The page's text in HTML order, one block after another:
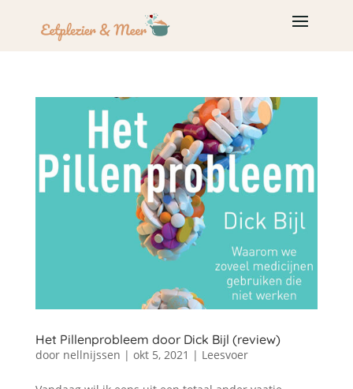
Het Pillenprobleem door Dick Bijl (review)
door nellnijssen | okt 5, 2021 | Leesvoer